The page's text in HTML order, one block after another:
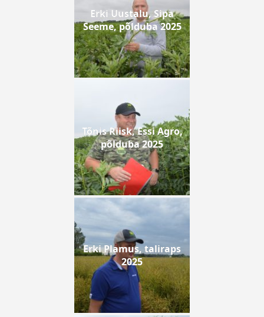
Erki Uustalu, Sipa
Seeme, põlduba 2025
Tõnis Riisk, Essi Agro,
põlduba 2025
Erki Plamus, taliraps
2025